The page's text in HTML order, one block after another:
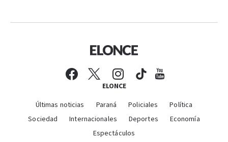
ELONCE
Últimas noticias Paraná Policiales
Política
Sociedad
Internacionales Deportes
Economía
Espectáculos